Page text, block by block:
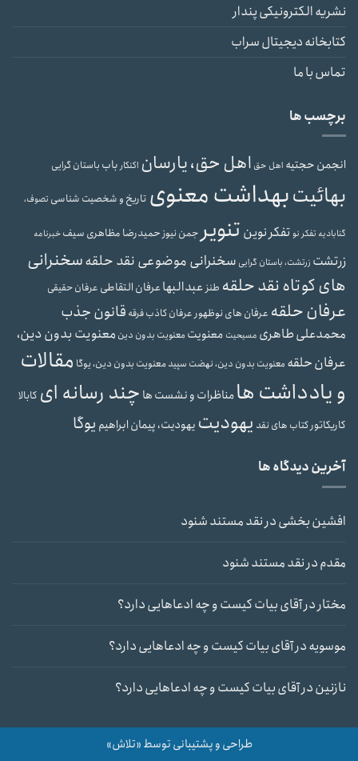
نشریه الکترونیکی پندار
کتابخانه دیجیتال سراب
تماس با ما
برچسب ها
انجمن حجتیه اهل حق اهل حق، یارسان اکنکارباب باستان گرایی
بهائیتبهداشت معنوی تاریخ و شخصیت شناسی تصوف،
گنابادیه تفکر نوتفکر نوین تنویر جمن نیوزحمیدرضا مظاهری سیفخبرنامه
زرتشت زرتشت، باستان گرایی سخنرانی موضوعی نقد حلقهسخنرانی
های کوتاه نقد حلقه طنزعبدالبهاعرفان التقاطی عرفان حقیقی
عرفان حلقه عرفان های نوظهورعرفان کاذبفرقه قانون جذب
محمدعلی طاهری مسیحیت معنویت معنویت بدون دین معنویت بدون دین،
عرفان حلقه معنویت بدون دین، نهضت سپیدمعنویت بدون دین، یوگا مقالات
و یادداشت هامناظرات و نشست ها چند رسانه ای کابالا
کاریکاتورکتاب های نقد یهودیت یهودیت، پیمان ابراهیم یوگا
آخرین دیدگاه ها
افشین بخشیدرنقد مستند شنود
مقدمدرنقد مستند شنود
مختاردرآقای بیات کیست و چه ادعاهایی دارد؟
موسویهدرآقای بیات کیست و چه ادعاهایی دارد؟
نازنیندرآقای بیات کیست و چه ادعاهایی دارد؟
طراحی و پشتیبانی توسط «تلاش»